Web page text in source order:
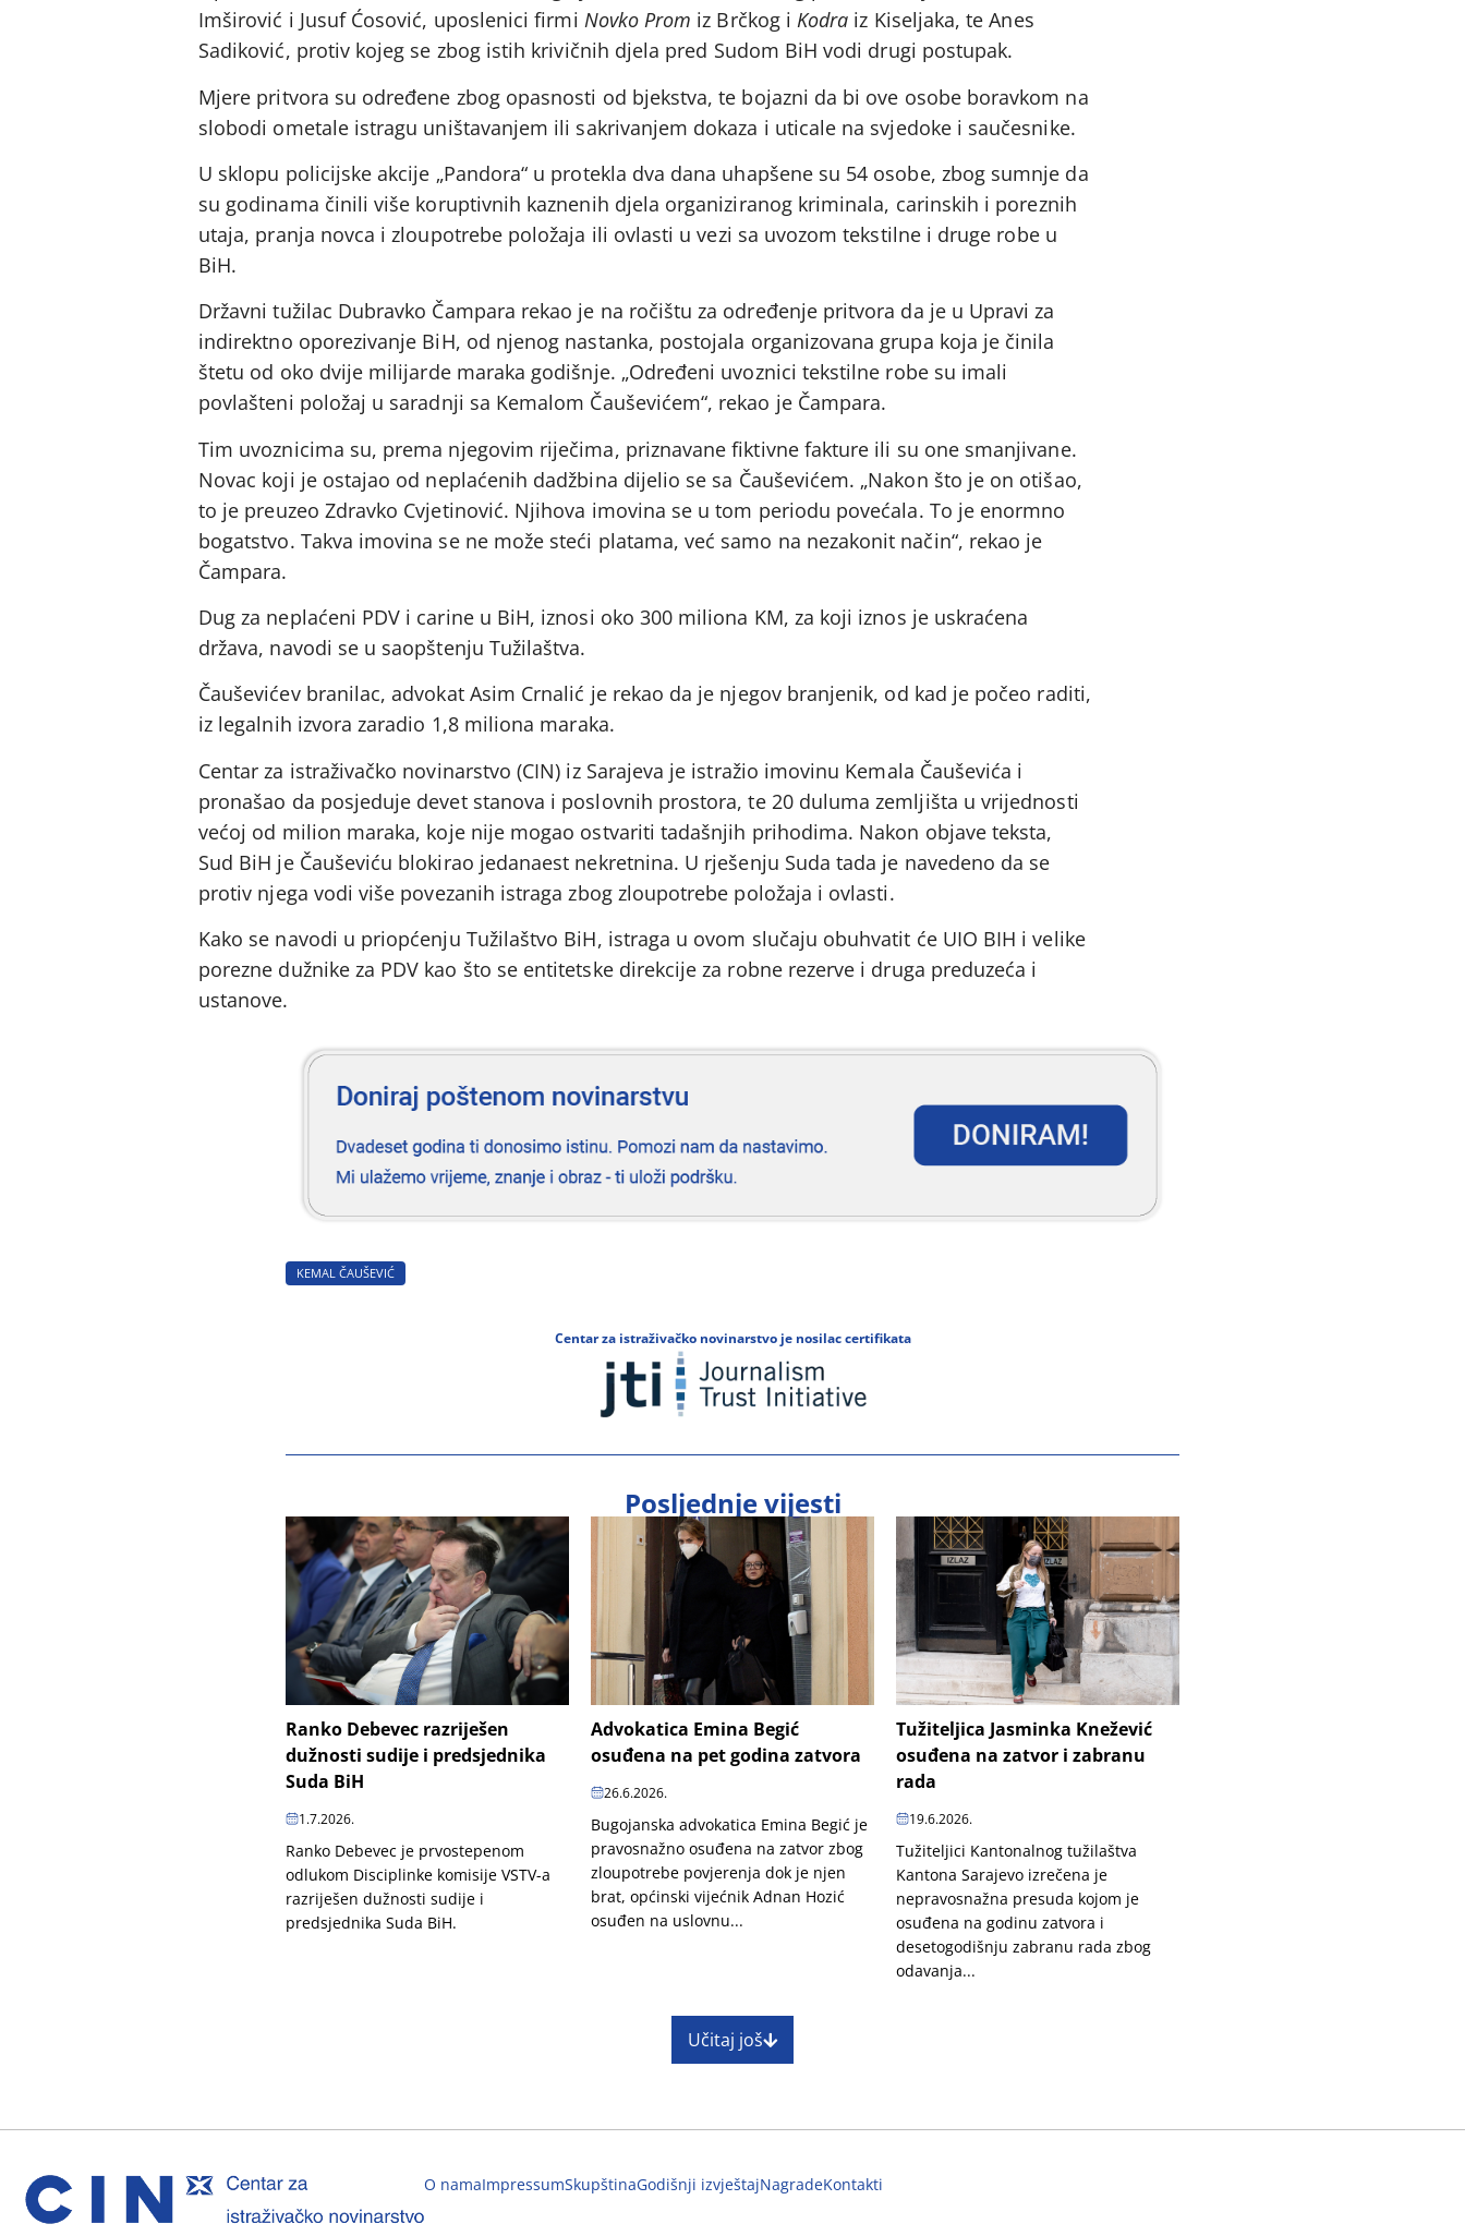
Imširović i Jusuf Ćosović, uposlenici firmi Novko Prom iz Brčkog iKodra iz Kiseljaka, te Anes
Sadiković, protiv kojeg se zbog istih krivičnih djela pred Sudom BiH vodi drugi postupak.
Mjere pritvora su određene zbog opasnosti od bjekstva, te bojazni da bi ove osobe boravkom na
slobodi ometale istragu uništavanjem ili sakrivanjem dokaza i uticale na svjedoke i saučesnike.
U sklopu policijske akcije „Pandora“ u protekla dva dana uhapšene su 54 osobe, zbog sumnje da
su godinama činili više koruptivnih kaznenih djela organiziranog kriminala, carinskih i poreznih
utaja, pranja novca i zloupotrebe položaja ili ovlasti u vezi sa uvozom tekstilne i druge robe u
BiH.
Državni tužilac Dubravko Čampara rekao je na ročištu za određenje pritvora da je u Upravi za
indirektno oporezivanje BiH, od njenog nastanka, postojala organizovana grupa koja je činila
štetu od oko dvije milijarde maraka godišnje. „Određeni uvoznici tekstilne robe su imali
povlašteni položaj u saradnji sa Kemalom Čauševićem“, rekao je Čampara.
Tim uvoznicima su, prema njegovim riječima, priznavane fiktivne fakture ili su one smanjivane.
Novac koji je ostajao od neplaćenih dadžbina dijelio se sa Čauševićem. „Nakon što je on otišao,
to je preuzeo Zdravko Cvjetinović. Njihova imovina se u tom periodu povećala. To je enormno
bogatstvo. Takva imovina se ne može steći platama, već samo na nezakonit način“, rekao je
Čampara.
Dug za neplaćeni PDV i carine u BiH, iznosi oko 300 miliona KM, za koji iznos je uskraćena
država, navodi se u saopštenju Tužilaštva.
Čauševićev branilac, advokat Asim Crnalić je rekao da je njegov branjenik, od kad je počeo raditi,
iz legalnih izvora zaradio 1,8 miliona maraka.
Centar za istraživačko novinarstvo (CIN) iz Sarajeva je istražio imovinu Kemala Čauševića i
pronašao da posjeduje devet stanova i poslovnih prostora, te 20 duluma zemljišta u vrijednosti
većoj od milion maraka, koje nije mogao ostvariti tadašnjih prihodima. Nakon objave teksta,
Sud BiH je Čauševiću blokirao jedanaest nekretnina. U rješenju Suda tada je navedeno da se
protiv njega vodi više povezanih istraga zbog zloupotrebe položaja i ovlasti.
Kako se navodi u priopćenju Tužilaštvo BiH, istraga u ovom slučaju obuhvatit će UIO BIH i velike
porezne dužnike za PDV kao što se entitetske direkcije za robne rezerve i druga preduzeća i
ustanove.
KEMAL ČAUŠEVIĆ
Centar za istraživačko novinarstvo je nosilac certifikata
Posljednje vijesti
Ranko Debevec razriješen
dužnosti sudije i predsjednika
Suda BiH
1.7.2026.
Ranko Debevec je prvostepenom
odlukom Disciplinke komisije VSTV-a
razriješen dužnosti sudije i
predsjednika Suda BiH.
Advokatica Emina Begić
osuđena na pet godina zatvora
26.6.2026.
Bugojanska advokatica Emina Begić je
pravosnažno osuđena na zatvor zbog
zloupotrebe povjerenja dok je njen
brat, općinski vijećnik Adnan Hozić
osuđen na uslovnu...
Tužiteljica Jasminka Knežević
osuđena na zatvor i zabranu
rada
19.6.2026.
Tužiteljici Kantonalnog tužilaštva
Kantona Sarajevo izrečena je
nepravosnažna presuda kojom je
osuđena na godinu zatvora i
desetogodišnju zabranu rada zbog
odavanja...
Učitaj još
O namaImpressumSkupštinaGodišnji izvještajNagradeKontakti